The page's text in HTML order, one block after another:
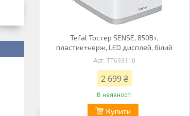
Tefal Тостер SENSE, 850Вт,
пластик+нерж, LED дисплей, білий
TT693110
2 699 ₴
В наявності
Купити